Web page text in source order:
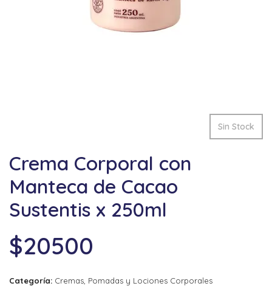
Sin Stock
Crema Corporal con
Manteca de Cacao
Sustentis x 250ml
$20500
Categoría: Cremas, Pomadas y Lociones Corporales